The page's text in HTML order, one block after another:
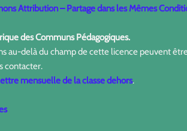
Attribution – Partage dans les Mêmes
des Communs Pédagogiques.
au-delà du champ de cette licence peuvent
contacter.
mensuelle de la classe dehors.